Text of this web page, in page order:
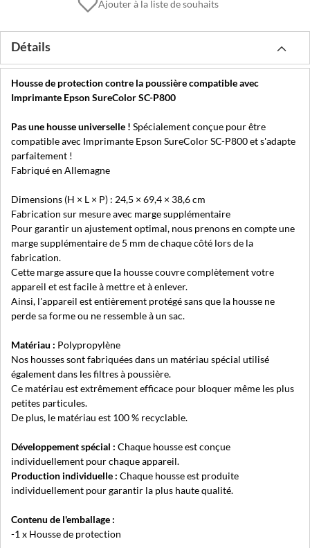
Ajouter à la liste de souhaits
Détails
Housse de protection contre la poussière compatible avec
Imprimante Epson SureColor SC-P800
Pas une housse universelle ! Spécialement conçue pour être
compatible avec Imprimante Epson SureColor SC-P800 et s'adapte
parfaitement !
Fabriqué en Allemagne
Dimensions (H × L × P) : 24,5 × 69,4 × 38,6 cm
Fabrication sur mesure avec marge supplémentaire
Pour garantir un ajustement optimal, nous prenons en compte une
marge supplémentaire de 5 mm de chaque côté lors de la
fabrication.
Cette marge assure que la housse couvre complètement votre
appareil et est facile à mettre et à enlever.
Ainsi, l'appareil est entièrement protégé sans que la housse ne
perde sa forme ou ne ressemble à un sac.
Matériau : Polypropylène
Nos housses sont fabriquées dans un matériau spécial utilisé
également dans les filtres à poussière.
Ce matériau est extrêmement efficace pour bloquer même les plus
petites particules.
De plus, le matériau est 100 % recyclable.
Développement spécial : Chaque housse est conçue
individuellement pour chaque appareil.
Production individuelle : Chaque housse est produite
individuellement pour garantir la plus haute qualité.
Contenu de l'emballage :
-1 x Housse de protection